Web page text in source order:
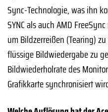
Sync-Technologie, was ihn
SYNC als auch AMD
um Bildzerreißen (Tearing)
flüssige Bildwiedergabe zu
Bildwiederholrate des
Grafikkarte synchronisiert